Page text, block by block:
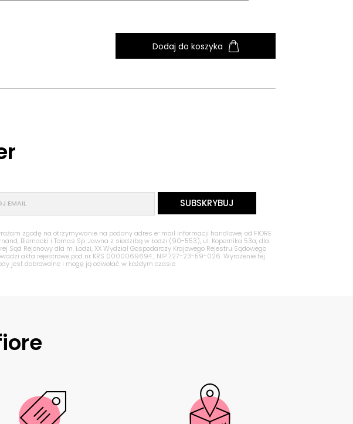
Dodaj do koszyka
zgodę na otrzymywanie na podany adres e-mail informacji handlowej od FIORE
Biernacki i Tomas Sp. Jawna z siedzibą w Łodzi (90-553), ul. Kopernika 53a, dla
Sąd Rejonowy dla m. Łodzi, XX Wydział Gospodarczy Krajowego Rejestru Sądowego
akta rejestrowe pod nr KRS 0000069694 , NIP 727-23-59-026. Wyrażenie tej
jest dobrowolne i mogę ją odwołać w każdym czasie.